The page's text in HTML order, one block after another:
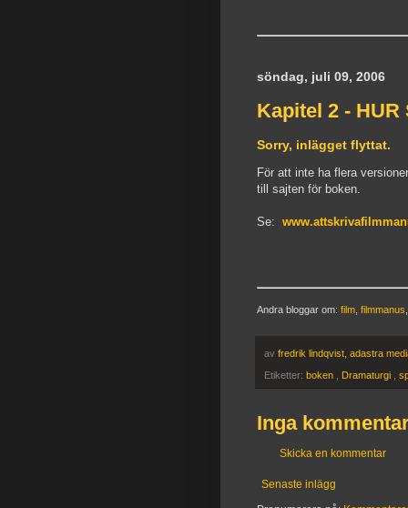
söndag, juli 09, 2006
Kapitel 2 - HUR
Sorry, inlägget flyttat.
För att inte ha flera
till sajten för boken.
Se:
Andra bloggar om: film filmmanus
av fredrik lindqvist, adastra
Etiketter: boken Dramaturgi
Inga
Skicka en kommentar
Senaste inlägg